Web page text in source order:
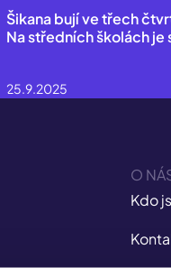
Šikana bují ve třech
Na středních školách je
25.9.2025
O
Kdo